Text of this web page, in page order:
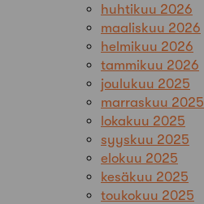
huhtikuu 2026
maaliskuu 2026
helmikuu 2026
tammikuu 2026
joulukuu 2025
marraskuu 2025
lokakuu 2025
syyskuu 2025
elokuu 2025
kesäkuu 2025
toukokuu 2025